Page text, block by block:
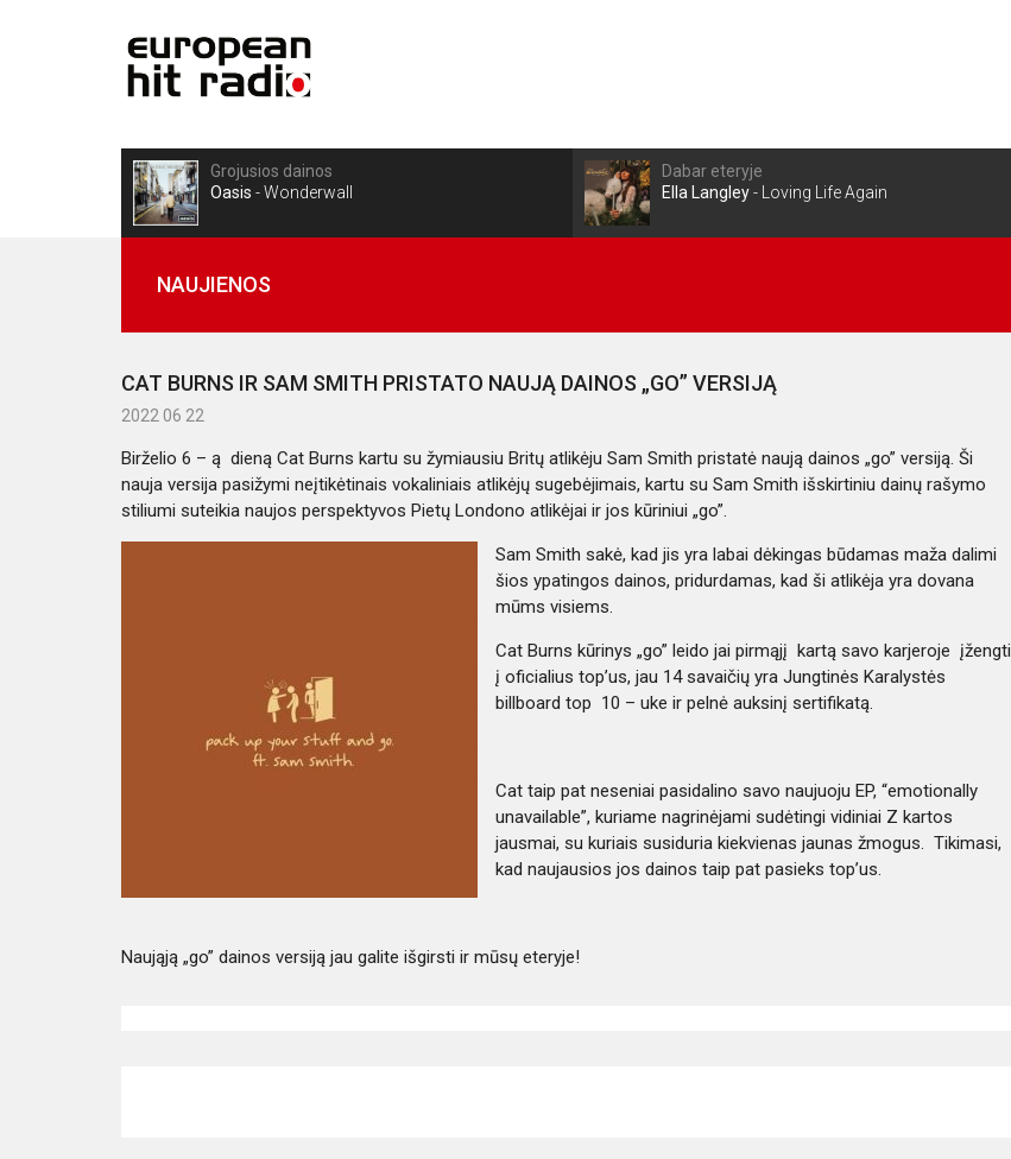
Grojusios dainos
Oasis -Wonderwall
Dabar eteryje
Ella Langley- Loving Life Again
NAUJIENOS
CAT BURNS IR SAM SMITH PRISTATO NAUJĄ DAINOS „GO” VERSIJĄ
2022 06 22
Birželio 6 – ą dieną Cat Burns kartu su žymiausiu Britų atlikėju Sam Smith pristatė naują dainos „go” versiją. Ši
nauja versija pasižymi neįtikėtinais vokaliniais atlikėjų sugebėjimais, kartu su Sam Smith išskirtiniu dainų rašymo
stiliumi suteikia naujos perspektyvos Pietų Londono atlikėjai ir jos kūriniui „go”.
Sam Smith sakė, kad jis yra labai dėkingas būdamas maža dalimi
šios ypatingos dainos, pridurdamas, kad ši atlikėja yra dovana
mūms visiems.
Cat Burns kūrinys „go” leido jai pirmąjį kartą savo karjeroje įžengti
į oficialius top’us, jau 14 savaičių yra Jungtinės Karalystės
billboard top 10 – uke ir pelnė auksinį sertifikatą.
Cat taip pat neseniai pasidalino savo naujuoju EP, “emotionally
unavailable”, kuriame nagrinėjami sudėtingi vidiniai Z kartos
jausmai, su kuriais susiduria kiekvienas jaunas žmogus. Tikimasi,
kad naujausios jos dainos taip pat pasieks top’us.
Naująją „go” dainos versiją jau galite išgirsti ir mūsų eteryje!